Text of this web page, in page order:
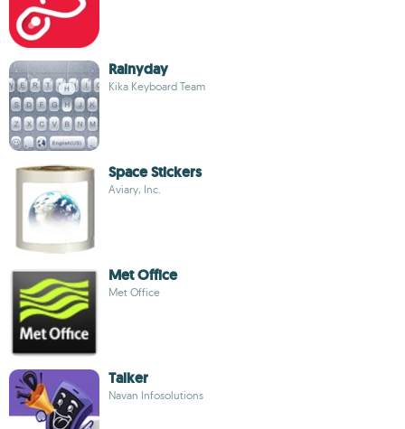
Rainyday
Kika Keyboard Team
Space Stickers
Aviary, Inc.
Met Office
Met Office
Talker
Navan Infosolutions